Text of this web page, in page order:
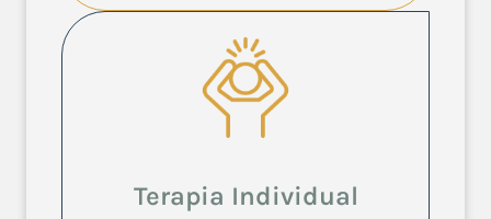
Terapia Individual